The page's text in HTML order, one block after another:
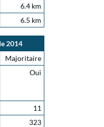
6.4 km
6.5 km
2014
Majoritaire
Oui
11
323